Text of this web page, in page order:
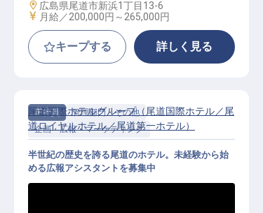
勤務地
広島県尾道市新浜1丁目13-6
給与
月給／200,000円～ 265,000円
キープする 詳しく見る
正社員
管理部門・その他
企画・広報・マーケティング
尾道国際ホテルグループ（尾道国際ホテル／尾
道ロイヤルホテル／尾道第一ホテル）
半世紀の歴史を誇る尾道のホテル。未経験から始
める広報アシスタントを募集中